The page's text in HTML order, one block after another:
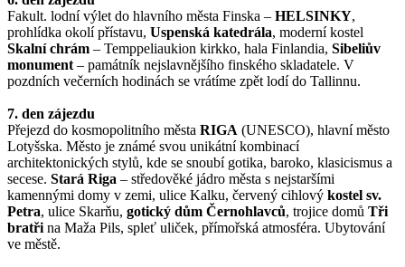
Fakult. lodní výlet do hlavního města Finska – HELSINKY,
prohlídka okolí přístavu, Uspenská katedrála, moderní kostel
Skalní chrám – Temppeliaukion kirkko, hala Finlandia, Sibeliův
monument – památník nejslavnějšího finského skladatele. V
pozdních večerních hodinách se vrátíme zpět lodí do Tallinnu.
7. den zájezdu
Přejezd do kosmopolitního města RIGA (UNESCO), hlavní město
Lotyšska. Město je známé svou unikátní kombinací
architektonických stylů, kde se snoubí gotika, baroko, klasicismus a
secese. Stará Riga – středověké jádro města s nejstaršími
kamennými domy v zemi, ulice Kalku, červený cihlový kostel sv.
Petra, ulice Skarňu, gotický dům Černohlavců, trojice domů Tři
bratři na Maža Pils, spleť uliček, přímořská atmosféra. Ubytování
ve městě.